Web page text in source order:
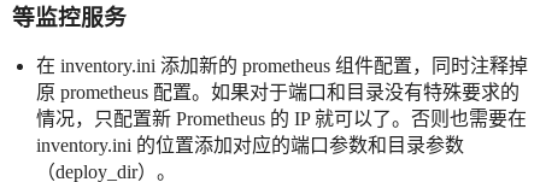
等监控服务
在 inventory.ini 添加新的 prometheus 组件配置，同时注释掉
原 prometheus 配置。如果对于端口和目录没有特殊要求的
情况，只配置新 Prometheus 的 IP 就可以了。否则也需要在
inventory.ini 的位置添加对应的端口参数和目录参数
（deploy_dir）。